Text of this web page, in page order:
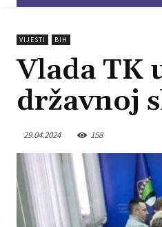
VIJESTI BIH
Vlada TK
državnoj
29.04.2024 158